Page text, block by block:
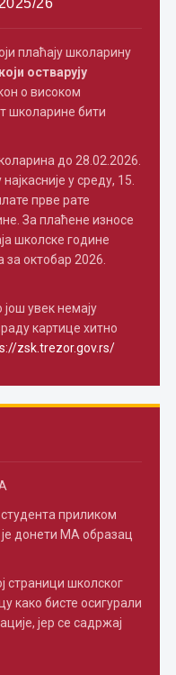
26
плаћају школарину
који остварују
о високом
школарине бити
до 28.02.2026.
у среду, 15.
прве рате
За плаћене износе
школске године
за октобар 2026.
увек немају
картице хитно
zsk.trezor.gov.rs/
приликом
донети МА образац
страници школског
како бисте осигурали
јер се садржај